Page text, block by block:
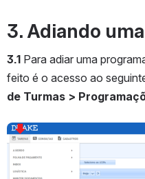
3. Adiando
3.1 Para adiar uma
feito é o acesso ao
de Turmas >
Abrir